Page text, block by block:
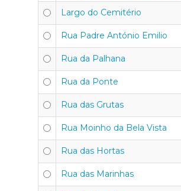
Largo do Cemitério
Rua Padre António Emilio
Rua da Palhana
Rua da Ponte
Rua das Grutas
Rua Moinho da Bela Vista
Rua das Hortas
Rua das Marinhas